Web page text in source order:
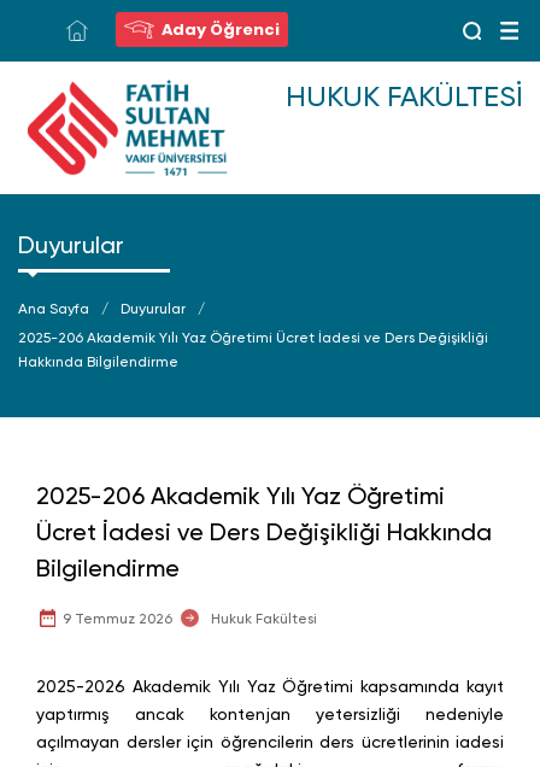
Aday Öğrenci
HUKUK FAKÜLTESI
Duyurular
Ana Sayfa
Duyurular
2025-206 Akademik Yılı Yaz Öğretimi Ücret İadesi ve Ders Değişikliği
Hakkında Bilgilendirme
2025-206 Akademik Yılı Yaz Öğretimi
Ücret İadesi ve Ders Değişikliği Hakkında
Bilgilendirme
9 Temmuz 2026 Hukuk Fakültesi
2025-2026 Akademik Yılı Yaz Öğretimi kapsamında kayıt
yaptırmış ancak kontenjan yetersizliği nedeniyle
açılmayan dersler için öğrencilerin ders ücretlerinin iadesi